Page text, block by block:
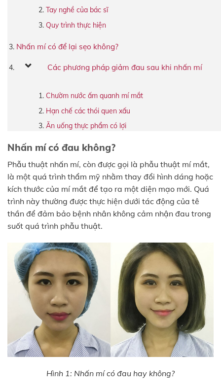
Tay nghề của bác sĩ
Quy trình thực hiện
Nhấn mí có để lại sẹo không?
Các phương pháp giảm đau sau khi nhấn mí
Chườm nước ấm quanh mí mắt
Hạn chế các thói quen xấu
Ăn uống thực phẩm có lợi
Nhấn mí có đau không?
Phẫu thuật nhấn mí, còn được gọi là phẫu thuật mí mắt,
là một quá trình thẩm mỹ nhằm thay đổi hình dáng hoặc
kích thước của mí mắt để tạo ra một diện mạo mới. Quá
trình này thường được thực hiện dưới tác động của tê
thần để đảm bảo bệnh nhân không cảm nhận đau trong
suốt quá trình phẫu thuật.
Hình 1: Nhấn mí có đau hay không?